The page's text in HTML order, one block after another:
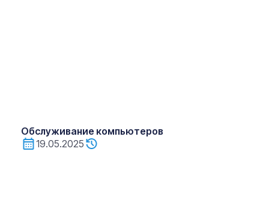
Обслуживание компьютеров
19.05.2025